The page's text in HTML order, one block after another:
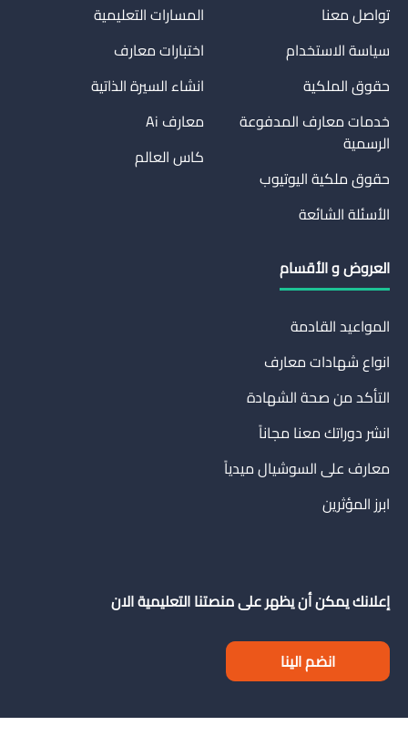
تواصل معنا
سياسة الاستخدام
حقوق الملكية
خدمات معارف المدفوعة
الرسمية
حقوق ملكية اليوتيوب
الأسئلة الشائعة
المسارات التعليمية
اختبارات معارف
انشاء السيرة الذاتية
معارف Ai
كاس العالم
العروض و الأقسام
المواعيد القادمة
انواع شهادات معارف
التأكد من صحة الشهادة
انشر دوراتك معنا مجاناً
معارف على السوشيال ميدياً
ابرز المؤثرين
إعلانك يمكن أن يظهر على منصتنا التعليمية الان
انضم الينا